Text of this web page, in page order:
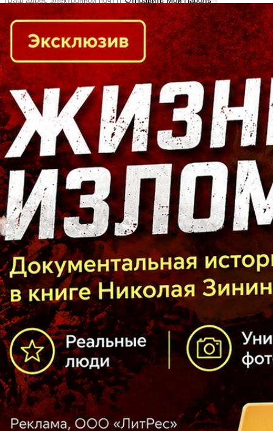
Кто есть кто в Байкальском регионе